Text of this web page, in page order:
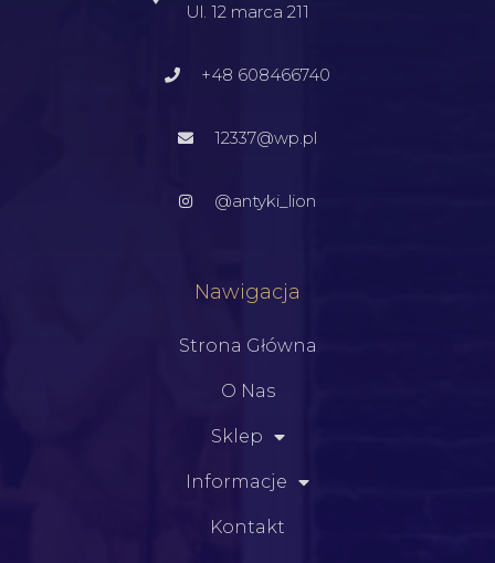
Ul. 12 marca 211
+48 608466740
12337@wp.pl
@antyki_lion
Nawigacja
Strona Główna
O Nas
Sklep
Informacje
Kontakt